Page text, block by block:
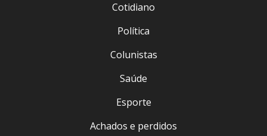
Cotidiano
Política
Colunistas
Saúde
Esporte
Achados e perdidos